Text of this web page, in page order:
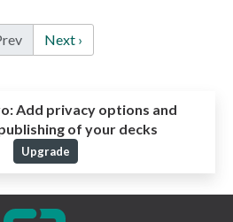
Next ›
Add privacy options and
of your decks
Upgrade